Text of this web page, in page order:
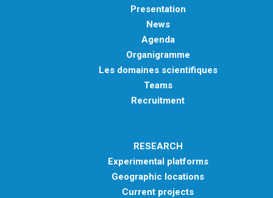
Presentation
News
Agenda
Organigramme
Les domaines scientifiques
Teams
Recruitment
RESEARCH
Experimental platforms
Geographic locations
Current projects